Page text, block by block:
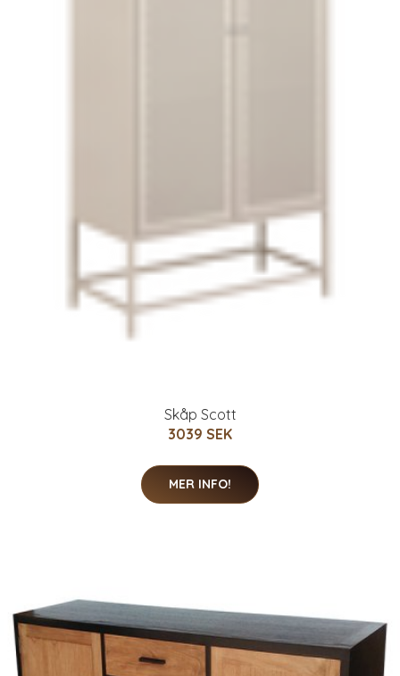
Skåp Scott
3039 SEK
MER INFO!